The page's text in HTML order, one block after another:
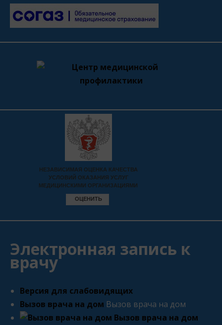
Электронная запись к
врачу
Версия для слабовидящих
Вызов врача на дом Вызов врача на дом